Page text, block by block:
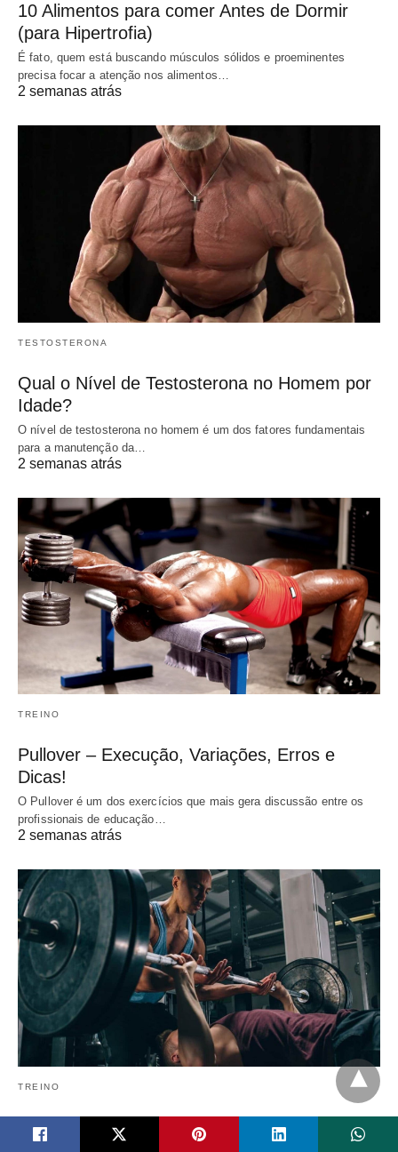
10 Alimentos para comer Antes de Dormir
(para Hipertrofia)
É fato, quem está buscando músculos sólidos e proeminentes
precisa focar a atenção nos alimentos…
2 semanas atrás
TESTOSTERONA
Qual o Nível de Testosterona no Homem por
Idade?
O nível de testosterona no homem é um dos fatores fundamentais
para a manutenção da…
2 semanas atrás
TREINO
Pullover – Execução, Variações, Erros e
Dicas!
O Pullover é um dos exercícios que mais gera discussão entre os
profissionais de educação…
2 semanas atrás
TREINO
Supino Reto – Execução, Variações, Erros e